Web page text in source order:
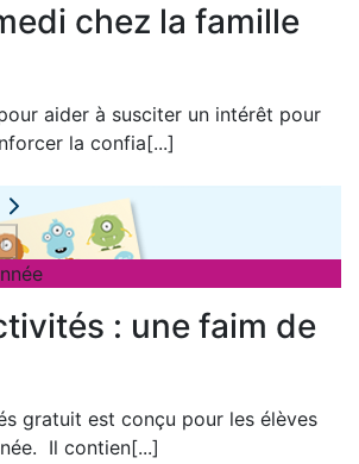
chez la famille
aider à susciter un intérêt pour
la confia[...]
: une faim de
gratuit est conçu pour les élèves
Il contien[...]